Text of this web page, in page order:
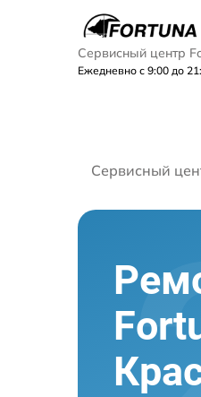
Сервисный центр
Ежедневно с 9:00 до
Сервисный